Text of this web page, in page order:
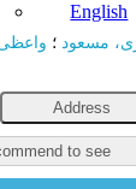
English
مسعود ؛
Address
to see